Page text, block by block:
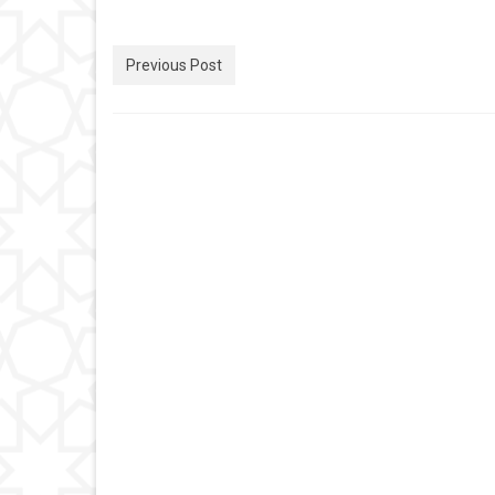
Previous Post